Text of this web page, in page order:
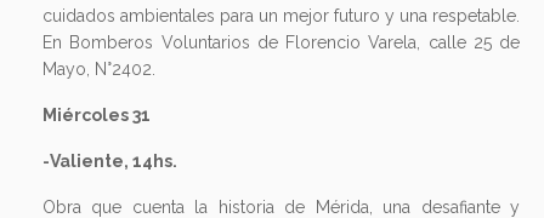
cuidados ambientales para un mejor futuro y una respetable.
En Bomberos Voluntarios de Florencio Varela, calle 25 de
Mayo, N°2402.
Miércoles 31
-Valiente, 14hs.
Obra que cuenta la historia de Mérida, una desafiante y